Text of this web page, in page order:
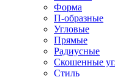
Форма
П-образные
Угловые
Прямые
Радиусные
Скошенные
Стиль